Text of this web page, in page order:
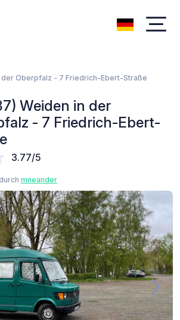
der Oberpfalz - 7 Friedrich-Ebert-Straße
Weiden in der
- 7 Friedrich-Ebert-
3.77/5
mneander